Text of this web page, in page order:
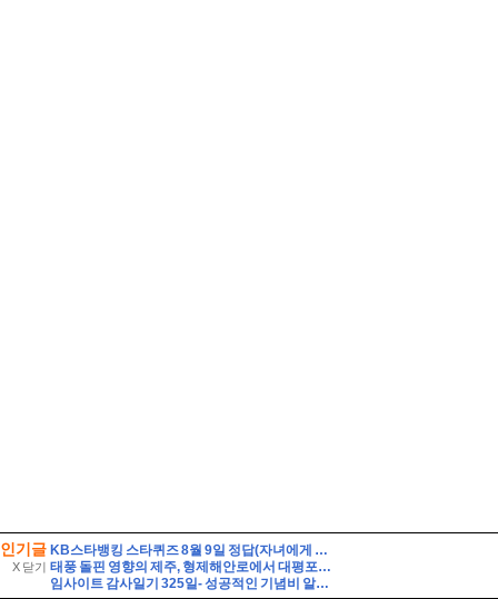
인기글
X 닫기
KB스타뱅킹 스타퀴즈 8월 9일 정답(자녀에게 증여 후 납부할 세액이 없더라도 가급적이면 신고를 해두는 것이 좋다)
태풍 돌핀 영향의 제주, 형제해안로에서 대평포구까지 거센 파도를 만나다.
임사이트 감사일기 325일- 성공적인 기념비 알바, 시계줄 줄이기